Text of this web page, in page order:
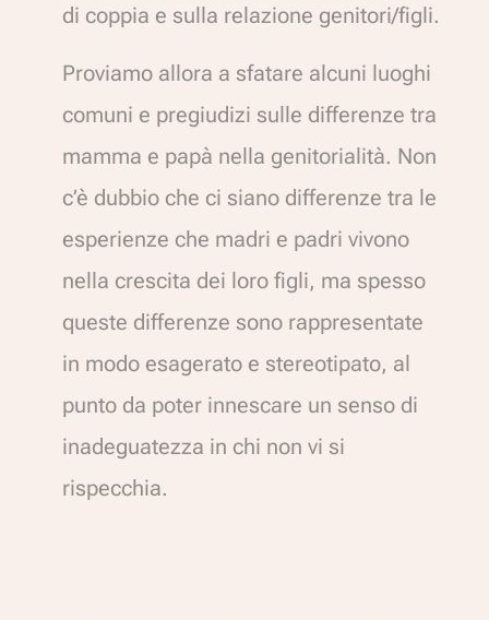
di coppia e sulla relazione genitori/figli.
Proviamo allora a sfatare alcuni luoghi
comuni e pregiudizi sulle differenze tra
mamma e papà nella genitorialità. Non
c’è dubbio che ci siano differenze tra le
esperienze che madri e padri vivono
nella crescita dei loro figli, ma spesso
queste differenze sono rappresentate
in modo esagerato e stereotipato, al
punto da poter innescare un senso di
inadeguatezza in chi non vi si
rispecchia.